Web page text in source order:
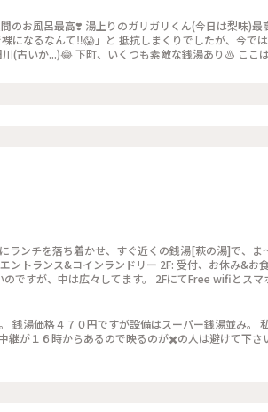
のお風呂最高❣️ 湯上りのガリガリくん(今日は梨味)最
になるなんて‼️😱」と 抵抗しまくりでしたが、今で
(古いか...)😂 下町、いくつも素敵な銭湯あり♨️ ここ
ランチを落ち着かせ、すぐ近くの銭湯[萩の湯]で、ま
ントランス&コインランドリー 2F: 受付、お休み&お
ですが、中は広々してます。 2FにてFree wifiとスマ
ル(3点セット¥70)もあり、手ぶらでも寄れますよ。 #
銭湯価格４７０円ですが設備はスーパー銭湯並み。